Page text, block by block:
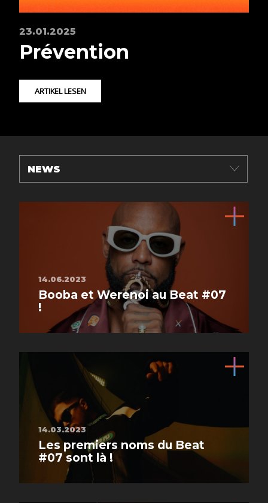
23.01.2025
Prévention
ARTIKEL LESEN
14.06.2023
Booba et Werenoi au Beat #07
!
14.03.2023
Les premiers noms du Beat
#07 sont là !
NEWS